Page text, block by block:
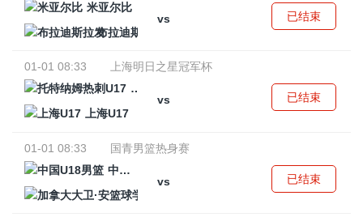
米亚尔比
vs
布拉迪斯拉发
已结束
01-01 08:33
上海明日之星冠军杯
托特纳姆热刺U17
vs
上海U17
已结束
01-01 08:33
国青男篮热身赛
中国U18男篮
vs
已结束